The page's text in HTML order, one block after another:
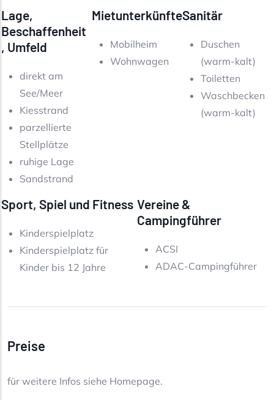
Lage,
Beschaffenheit
, Umfeld
direkt am
See/Meer
Kiesstrand
parzellierte
Stellplätze
ruhige Lage
Sandstrand
Mietunterkünfte
Mobilheim
Wohnwagen
Sanitär
Duschen
(warm-kalt)
Toiletten
Waschbecken
(warm-kalt)
Sport, Spiel und Fitness
Kinderspielplatz
Kinderspielplatz für
Kinder bis 12 Jahre
Vereine &
Campingführer
ACSI
ADAC-Campingführer
Preise
für weitere Infos siehe Homepage.